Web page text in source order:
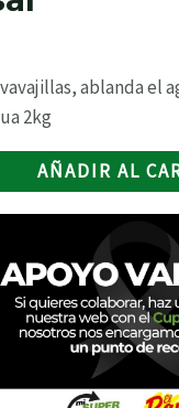
ablanda el
2kg
AÑADIR AL